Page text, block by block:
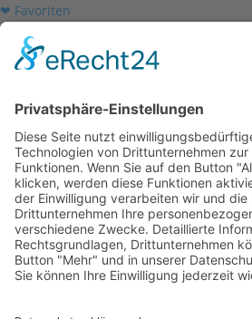
❤ Favoriten
Mein Konto
Betriebsferien
Wir befinden uns vom
19.12.2025 bis einschließlich 07.01.2026
in unseren Betriebsferien.
In dieser Zeit werden Anfragen
weiterhin bearbeitet, allerdings
kann es zu Verzögerungen bei der